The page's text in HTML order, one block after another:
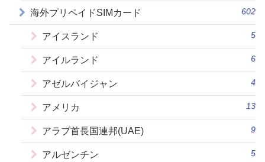
海外プリペイドSIMカード 602
アイスランド 5
アイルランド 6
アゼルバイジャン 4
アメリカ 13
アラブ首長国連邦(UAE) 9
アルゼンチン 5